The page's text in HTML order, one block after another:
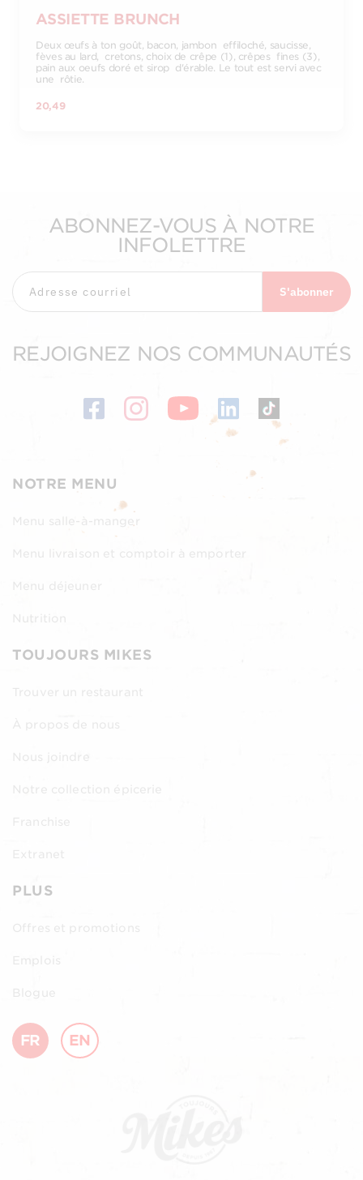
ASSIETTE BRUNCH
Deux œufs à ton goût, bacon, jambon effiloché, saucisse,
fèves au lard, cretons, choix de crêpe (1), crêpes fines (3),
pain aux oeufs doré et sirop d'érable. Le tout est servi avec
une rôtie.
20,49
NOTRE MENU
Menu salle-à-manger
Menu livraison et comptoir à emporter
TOUJOURS MIKES
Nous joindre
PLUS
Emplois
Blogue
FR EN
ABONNEZ-VOUS À NOTRE
INFOLETTRE
S'abonner
REJOIGNEZ NOS COMMUNAUTÉS